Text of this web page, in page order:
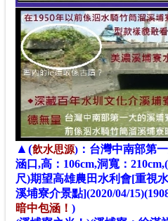
▲(飲水思源) ： 台灣中南部第
涵口,高：106cm,洞寬：
尺)期望高雄農田水利會[重視
溪埔寮介景點](2020/04/
暗中包涵！ )